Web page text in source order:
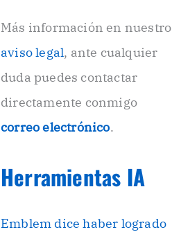
Más información en nuestro
aviso legal, ante cualquier
duda puedes contactar
directamente conmigo
correo electrónico.
Herramientas IA
Emblem dice haber logrado